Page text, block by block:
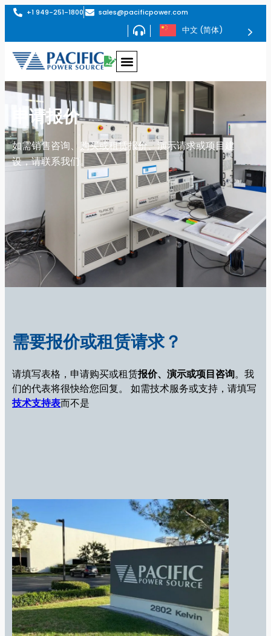
+1 949-251-1800 sales@pacificpower.com
中文 (简体)
申请报价
如需销售咨询、购买或租赁报价、演示请求或项目建
设，请联系我们。
需要报价或租赁请求？
请填写表格，申请购买或租赁报价、演示或项目咨询。我
们的代表将很快给您回复。 如需技术服务或支持，请填写
技术支持表而不是